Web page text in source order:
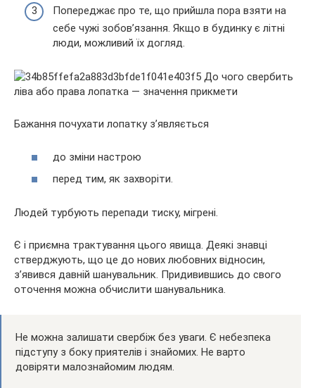
Попереджає про те, що прийшла пора взяти на
себе чужі зобов’язання. Якщо в будинку є літні
люди, можливий їх догляд.
Бажання почухати лопатку з’являється
до зміни настрою
перед тим, як захворіти.
Людей турбують перепади тиску, мігрені.
Є і приємна трактування цього явища. Деякі знавці
стверджують, що це до нових любовних відносин,
з’явився давній шанувальник. Придивившись до свого
оточення можна обчислити шанувальника.
Не можна залишати свербіж без уваги. Є небезпека
підступу з боку приятелів і знайомих. Не варто
довіряти малознайомим людям.